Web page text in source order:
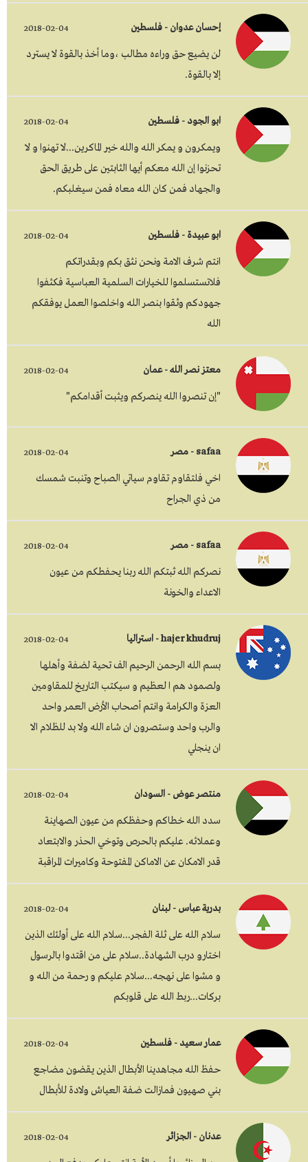
إحسان عدوان - فلسطين 2018-02-04
لن يضيع حق وراءه مطالب ،وما أخذ بالقوة لا يسترد
إلا بالقوة.
ابو الجود - فلسطين 2018-02-04
ويمكرون و يمكر الله والله خير الماكرين...لا تهنوا و لا
تحزنوا إن الله معكم أيها الثابتين على طريق الحق
والجهاد فمن كان الله معاه فمن سيغلبكم.
ابو عبيدة - فلسطين 2018-02-04
انتم شرف الامة ونحن نثق بكم وبقدراتكم
فلاتستسلموا للخيارات السلمية العباسية فكثفوا
جهودكم وثقوا بنصر الله واخلصوا العمل يوفقكم
الله
معتز نصر الله - عمان 2018-02-04
"إن تنصروا الله ينصركم ويثبت أقدامكم"
safaa - مصر 2018-02-04
اخي فلتقاوم تقاوم سياتي الصباح وتنبت شمسك
من ذي الجراح
safaa - مصر 2018-02-04
نصركم الله ثبتكم الله ربنا يحفطكم من عيون
الاعداء والخونة
hajer khudruj - استراليا 2018-02-04
بسم الله الرحمن الرحيم الف تحية لضفة وأهلها
ولصمود هم ا لعظيم و سيكتب التاريخ للمقاومين
العزة والكرامة وانتم أصحاب الأرض العمر واحد
والرب واحد وستصرون ان شاء الله ولا بد للظلام الا
ان ينجلي
منتصر عوض - السودان 2018-02-04
سدد الله خطاكم وحفظكم من عيون الصهاينة
وعملائه. عليكم بالحرص وتوخي الحذر والابتعاد
قدر الامكان عن الاماكن المفتوحة وكاميرات المراقبة
بدرية عباس - لبنان 2018-02-04
سلام الله على ثلة الفجر...سلام الله على أولئك الذين
اختارو درب الشهادة..سلام على من اقتدوا بالرسول
و مشوا على نهجه...سلام عليكم و رحمة من الله و
بركات...ربط الله على قلوبكم
عمار سعيد - فلسطين 2018-02-04
حفظ الله مجاهدينا الأبطال الذين يقضون مضاجع
بني صهيون فمازالت ضفة العياش ولادة للأبطال
عدنان - الجزائر 2018-02-04